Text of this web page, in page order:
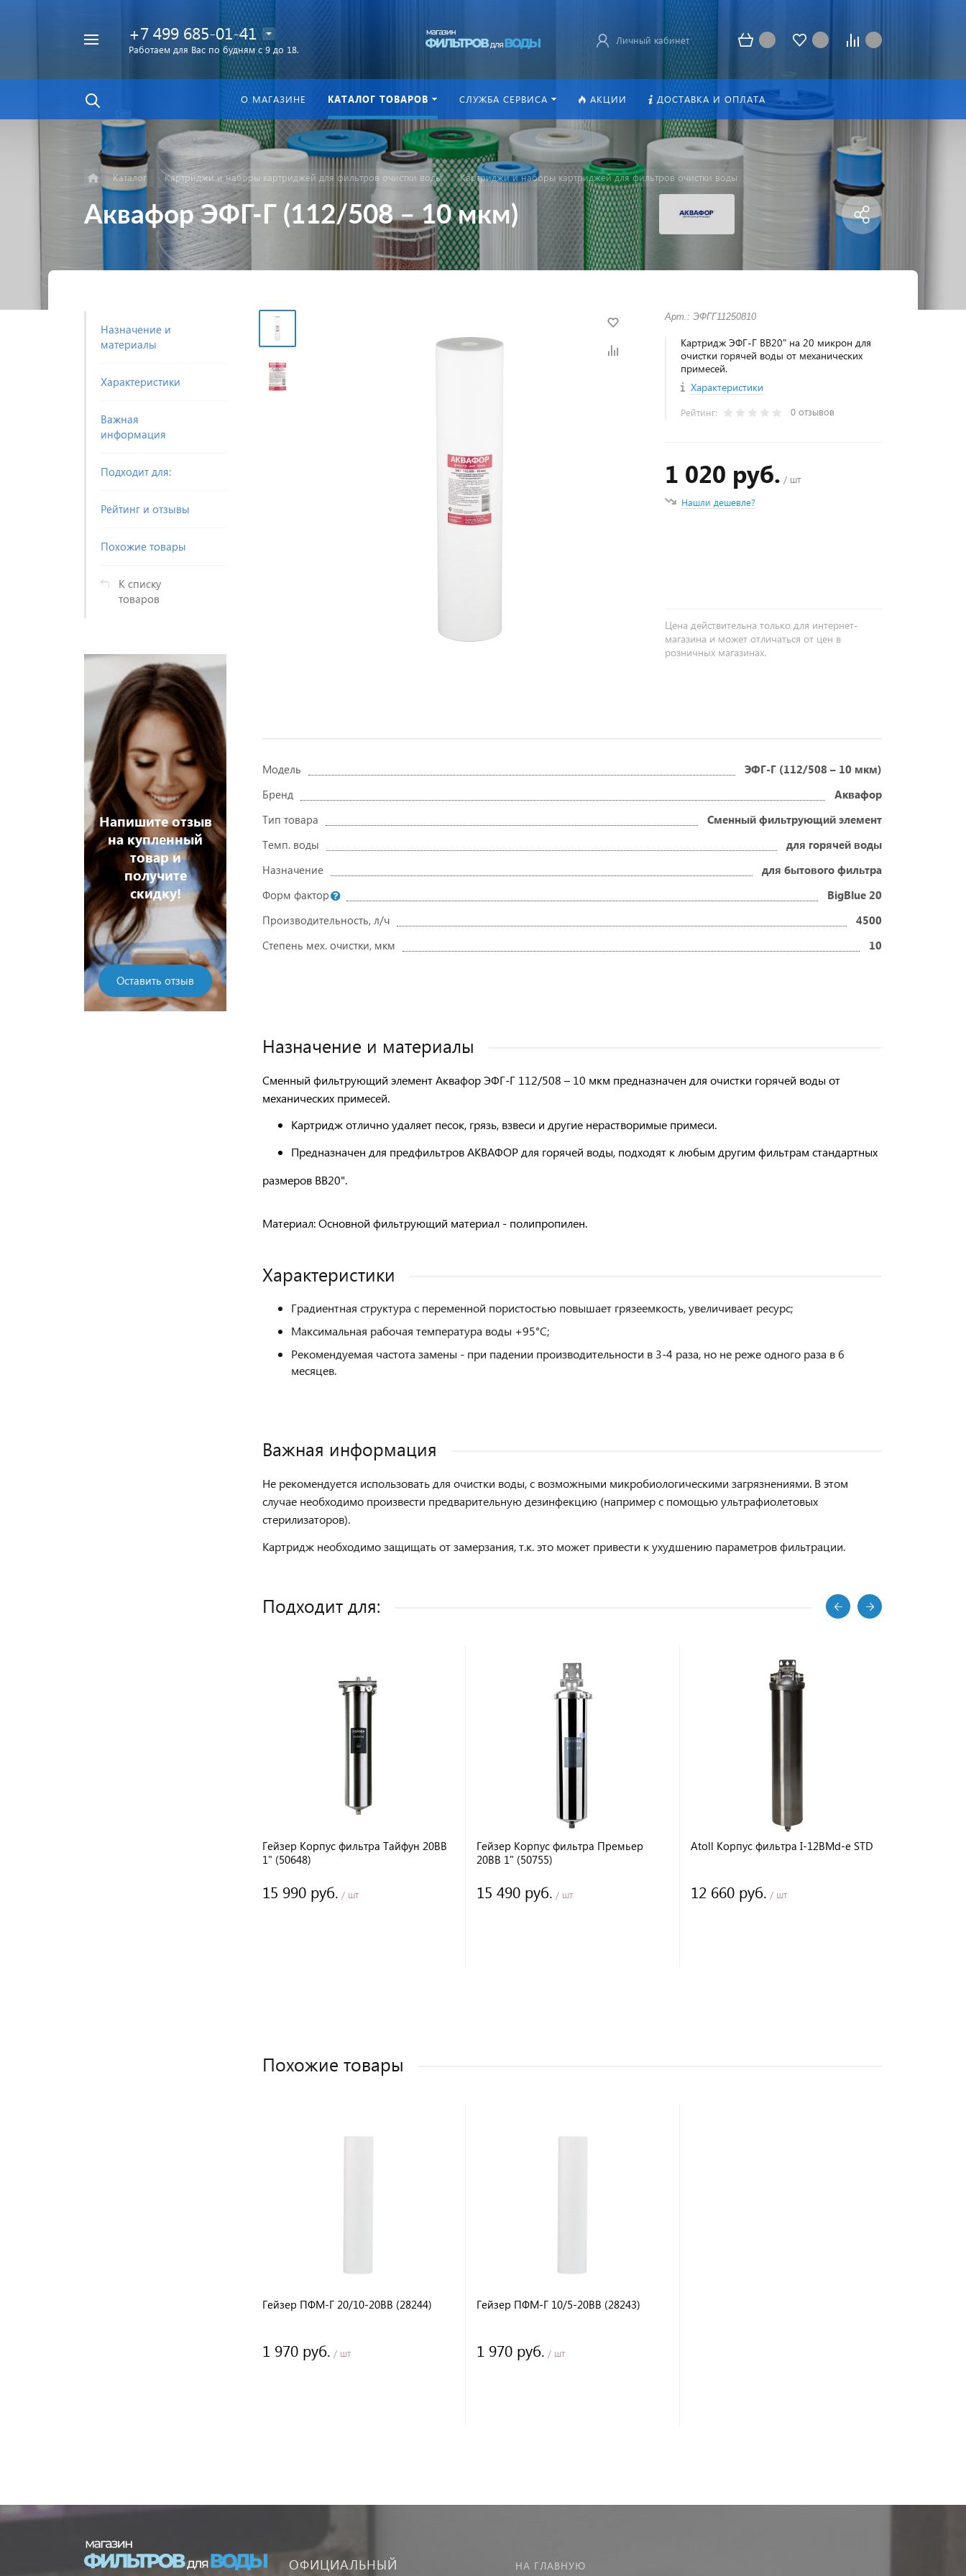
+7 499 685-01-41
Работаем для Вас по будням с 9 до 18.
Личный кабинет
О МАГАЗИНЕ КАТАЛОГ ТОВАРОВ СЛУЖБА СЕРВИСА АКЦИИ ДОСТАВКА И ОПЛАТА
Каталог Картриджи и наборы картриджей для фильтров очистки воды Картриджи и наборы картриджей для фильтров очистки воды
Аквафор ЭФГ-Г (112/508 – 10 мкм)
Назначение и
материалы
Характеристики
Важная
информация
Подходит для:
Рейтинг и отзывы
Похожие товары
К списку
товаров
Напишите отзыв
на купленный
товар и
получите
скидку!
Оставить отзыв
Арт.: ЭФГГ11250810
Картридж ЭФГ-Г BB20" на 20 микрон для
очистки горячей воды от механических
примесей.
Характеристики
Рейтинг: 0 отзывов
1 020 руб. / шт
Нашли дешевле?
Цена действительна только для интернет-
магазина и может отличаться от цен в
розничных магазинах.
Модель
ЭФГ-Г (112/508 – 10 мкм)
Бренд
Аквафор
Тип товара
Сменный фильтрующий элемент
Темп. воды
для горячей воды
Назначение
для бытового фильтра
Форм фактор
BigBlue 20
Производительность, л/ч
4500
Степень мех. очистки, мкм
10
Назначение и материалы
Сменный фильтрующий элемент Аквафор ЭФГ-Г 112/508 – 10 мкм предназначен для очистки горячей воды от
механических примесей.
Картридж отлично удаляет песок, грязь, взвеси и другие нерастворимые примеси.
Предназначен для предфильтров АКВАФОР для горячей воды, подходят к любым другим фильтрам стандартных
размеров BB20".
Материал:Основной фильтрующий материал - полипропилен.
Характеристики
Градиентная структура с переменной пористостью повышает грязеемкость, увеличивает ресурс;
Максимальная рабочая температура воды +95°C;
Рекомендуемая частота замены - при падении производительности в 3-4 раза, но не реже одного раза в 6
месяцев.
Важная информация
Не рекомендуется использовать для очистки воды, с возможными микробиологическими загрязнениями. В этом
случае необходимо произвести предварительную дезинфекцию (например с помощью ультрафиолетовых
стерилизаторов).
Картридж необходимо защищать от замерзания, т.к. это может привести к ухудшению параметров фильтрации.
Подходит для:
Гейзер Корпус фильтра Тайфун 20BB
1" (50648)
15 990 руб. / шт
Гейзер Корпус фильтра Премьер
20BB 1" (50755)
15 490 руб. / шт
Atoll Корпус фильтра I-12BMd-e STD
12 660 руб. / шт
Похожие товары
Гейзер ПФМ-Г 20/10-20BB (28244)
1 970 руб. / шт
Гейзер ПФМ-Г 10/5-20BB (28243)
1 970 руб. / шт
ОФИЦИАЛЬНЫЙ
НА ГЛАВНУЮ